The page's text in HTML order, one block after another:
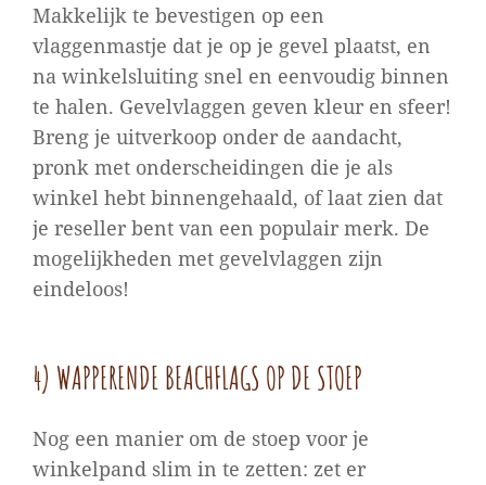
Makkelijk te bevestigen op een
vlaggenmastje dat je op je gevel plaatst, en
na winkelsluiting snel en eenvoudig binnen
te halen. Gevelvlaggen geven kleur en sfeer!
Breng je uitverkoop onder de aandacht,
pronk met onderscheidingen die je als
winkel hebt binnengehaald, of laat zien dat
je reseller bent van een populair merk. De
mogelijkheden met gevelvlaggen zijn
eindeloos!
4) WAPPERENDE BEACHFLAGS OP DE STOEP
Nog een manier om de stoep voor je
winkelpand slim in te zetten: zet er